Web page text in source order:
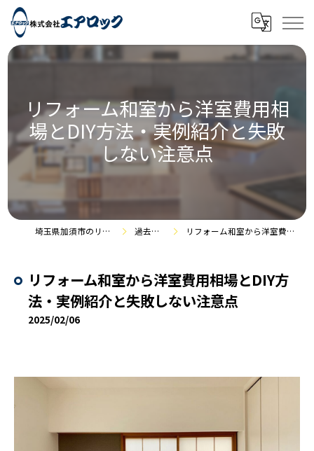
リフォーム和室から洋室費用相
場とDIY方法・実例紹介と失敗
しない注意点
埼玉県加須市のリフォームなら株式会社エアロック 過去のお役立ち情報 リフォーム和室から洋室費用相場とDIY方法・実例紹介と失敗しない注意点
リフォーム和室から洋室費用相場とDIY方
法・実例紹介と失敗しない注意点
2025/02/06